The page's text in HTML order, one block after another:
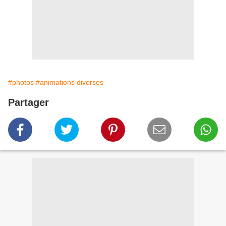
#photos #animations diverses
Partager